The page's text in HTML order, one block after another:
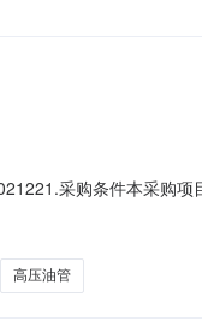
采购条件本采购
料组物料组名称采购明
高压油管